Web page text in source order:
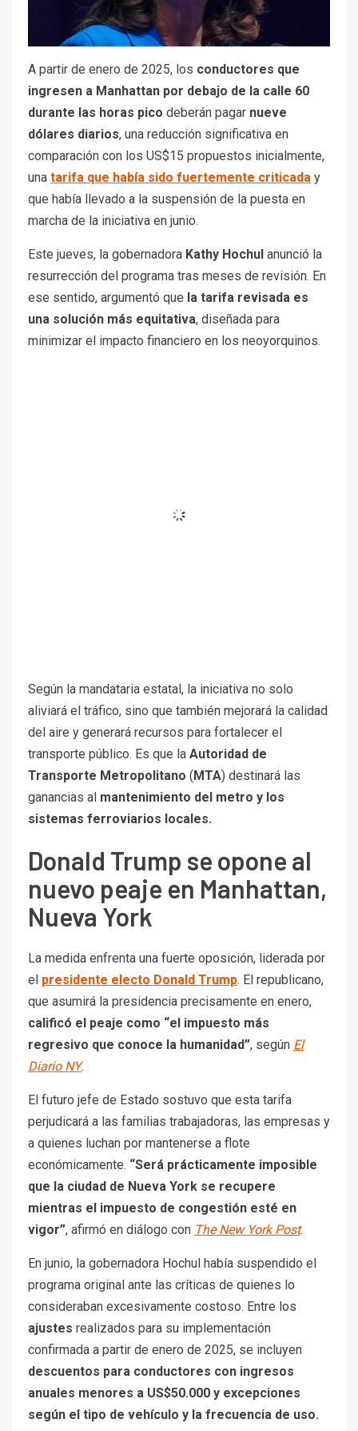
A partir de enero de 2025, los conductores que
ingresen a Manhattan por debajo de la calle 60
durante las horas pico deberán pagar nueve
dólares diarios, una reducción significativa en
comparación con los US$15 propuestos inicialmente,
una tarifa que había sido fuertemente criticada y
que había llevado a la suspensión de la puesta en
marcha de la iniciativa en junio.
Este jueves, la gobernadora Kathy Hochul anunció la
resurrección del programa tras meses de revisión. En
ese sentido, argumentó que la tarifa revisada es
una solución más equitativa, diseñada para
minimizar el impacto financiero en los neoyorquinos.
ganancias almantenimiento del metro y los
sistemas ferroviarios locales.
Donald Trump se opone al
nuevo peaje en Manhattan,
Nueva York
La medida enfrenta una fuerte oposición, liderada por
presidente electo Donald Trump
. El republicano,
que asumirá la presidencia precisamente en enero,
calificó el peaje como “el impuesto más
Diario NY.
El futuro jefe de Estado sostuvo que esta tarifa
perjudicará a las familias trabajadoras, las empresas y
a quienes luchan por mantenerse a flote
económicamente.
mientras el impuesto de congestión esté en
vigor”, afirmó en diálogo conThe New York Post.
En junio, la gobernadora Hochul había suspendido el
programa original ante las críticas de quienes lo
consideraban excesivamente costoso. Entre los
ajustesrealizados para su implementación
descuentos para conductores con ingresos
anuales menores a US$50.000 y excepciones
según el tipo de vehículo y la frecuencia de uso.